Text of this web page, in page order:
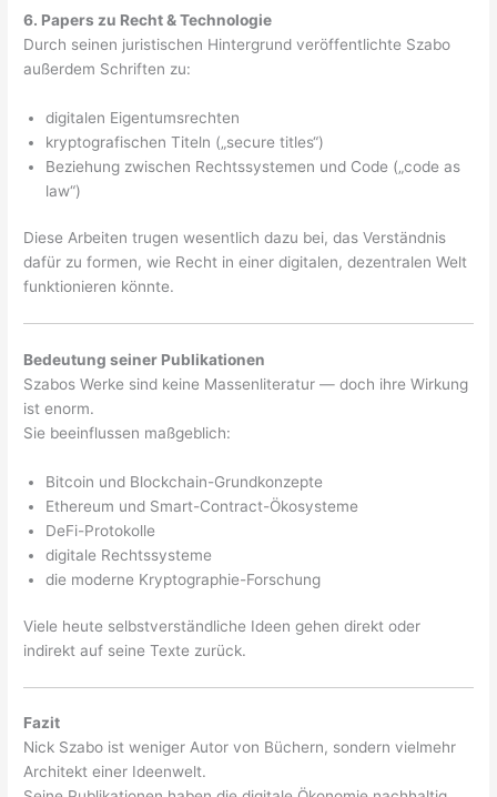
6. Papers zu Recht & Technologie
Durch seinen juristischen Hintergrund veröffentlichte Szabo
außerdem Schriften zu:
digitalen Eigentumsrechten
kryptografischen Titeln („secure titles“)
Beziehung zwischen Rechtssystemen und Code („code as
law“)
Diese Arbeiten trugen wesentlich dazu bei, das Verständnis
dafür zu formen, wie Recht in einer digitalen, dezentralen Welt
funktionieren könnte.
Bedeutung seiner Publikationen
Szabos Werke sind keine Massenliteratur — doch ihre Wirkung
ist enorm.
Sie beeinflussen maßgeblich:
Bitcoin und Blockchain-Grundkonzepte
Ethereum und Smart-Contract-Ökosysteme
DeFi-Protokolle
digitale Rechtssysteme
die moderne Kryptographie-Forschung
Viele heute selbstverständliche Ideen gehen direkt oder
indirekt auf seine Texte zurück.
Fazit
Nick Szabo ist weniger Autor von Büchern, sondern vielmehr
Architekt einer Ideenwelt.